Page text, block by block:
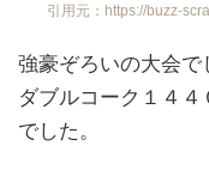
引用元：https://buzz-
強豪ぞろいの大会
ダブルコーク１４
でした。